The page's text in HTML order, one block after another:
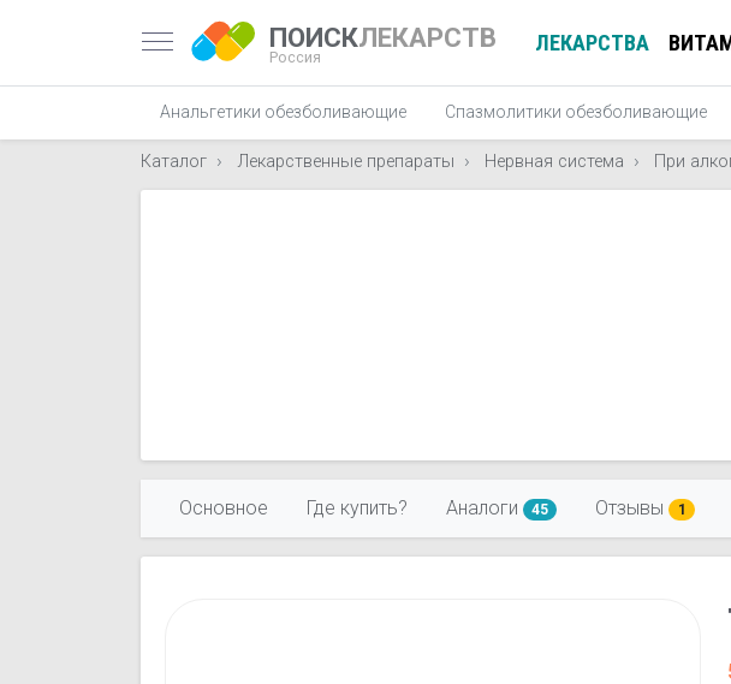
ПОИСКЛЕКАРСТВ
Россия
ЛЕКАРСТВА
Анальгетики обезболивающие Спазмолитики обезболивающие
Каталог Лекарственные препараты Нервная система При
Основное Где купить? Аналоги 45 Отзывы 1